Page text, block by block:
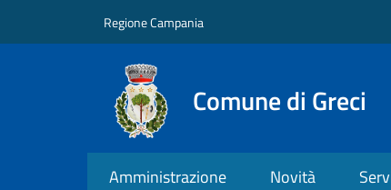
Regione Campania
Comune di Greci
Amministrazione Novità